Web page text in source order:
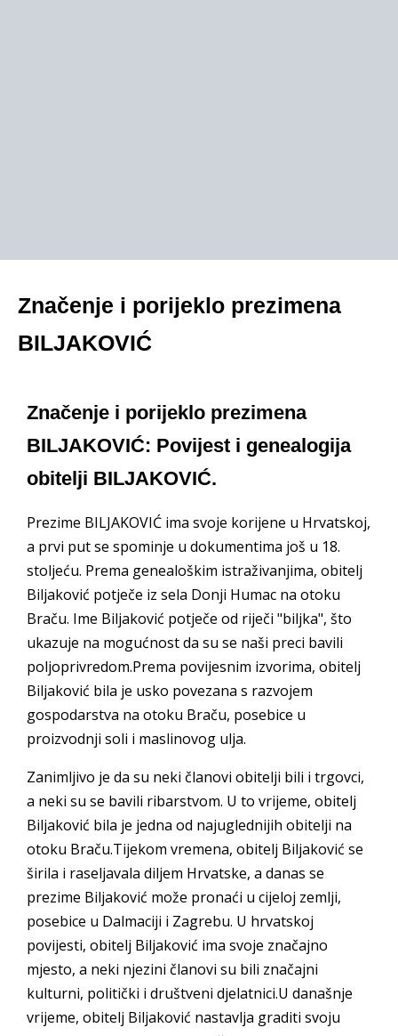
Značenje i porijeklo prezimena
BILJAKOVIĆ
Značenje i porijeklo prezimena
BILJAKOVIĆ: Povijest i genealogija
obitelji BILJAKOVIĆ.
Prezime BILJAKOVIĆ ima svoje korijene u Hrvatskoj,
a prvi put se spominje u dokumentima još u 18.
stoljeću. Prema genealoškim istraživanjima, obitelj
Biljaković potječe iz sela Donji Humac na otoku
Braču. Ime Biljaković potječe od riječi "biljka", što
ukazuje na mogućnost da su se naši preci bavili
poljoprivredom.Prema povijesnim izvorima, obitelj
Biljaković bila je usko povezana s razvojem
gospodarstva na otoku Braču, posebice u
proizvodnji soli i maslinovog ulja.
Zanimljivo je da su neki članovi obitelji bili i trgovci,
a neki su se bavili ribarstvom. U to vrijeme, obitelj
Biljaković bila je jedna od najuglednijih obitelji na
otoku Braču.Tijekom vremena, obitelj Biljaković se
širila i raseljavala diljem Hrvatske, a danas se
prezime Biljaković može pronaći u cijeloj zemlji,
posebice u Dalmaciji i Zagrebu. U hrvatskoj
povijesti, obitelj Biljaković ima svoje značajno
mjesto, a neki njezini članovi su bili značajni
kulturni, politički i društveni djelatnici.U današnje
vrijeme, obitelj Biljaković nastavlja graditi svoju